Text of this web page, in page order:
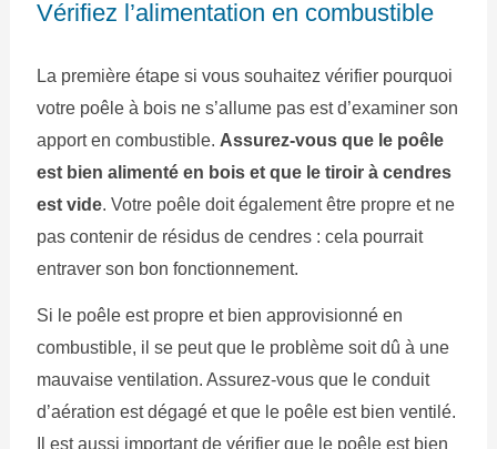
Vérifiez l’alimentation en combustible
La première étape si vous souhaitez vérifier pourquoi
votre poêle à bois ne s’allume pas est d’examiner son
apport en combustible. Assurez-vous que le poêle
est bien alimenté en bois et que le tiroir à cendres
est vide. Votre poêle doit également être propre et ne
pas contenir de résidus de cendres : cela pourrait
entraver son bon fonctionnement.
Si le poêle est propre et bien approvisionné en
combustible, il se peut que le problème soit dû à une
mauvaise ventilation. Assurez-vous que le conduit
d’aération est dégagé et que le poêle est bien ventilé.
Il est aussi important de vérifier que le poêle est bien